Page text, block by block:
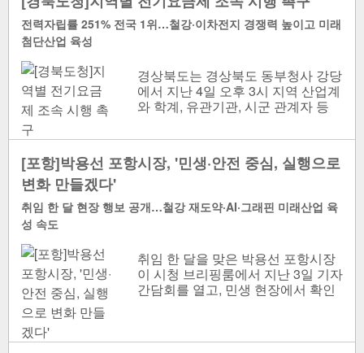
전력자립률 251% 전국 1위…철강·이차전지 경쟁력 높이고 미래
첨단산업 육성
경상북도는 경상북도 동부청사 강당
에서 지난 4일 오후 3시 지역 산업계
와 학계, 유관기관, 시군 관계자 등
기요금제 실현 토론회’를..
[포항]박용선 포항시장, '민생·안전 중심, 실행으로
변화 만들겠다'
취임 한 달 현장 행보 공개…철강 재도약·AI·그래핀 미래산업 육
성 속도
취임 한 달을 맞은 박용선 포항시장
이 시청 브리핑룸에서 지난 3일 기자
간담회를 열고, 민생 현장에서 확인